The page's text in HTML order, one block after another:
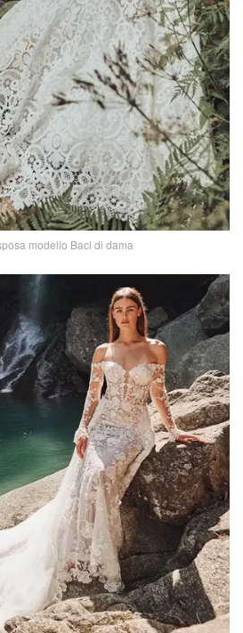
modello Baci di dama